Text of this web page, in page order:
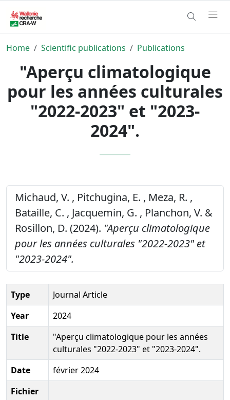
Home Scientific publications Publications
"Aperçu climatologique
pour les années culturales
"2022-2023" et "2023-
2024".
Michaud, V. , Pitchugina, E. , Meza, R. ,
Bataille, C. , Jacquemin, G. , Planchon, V. &
Rosillon, D. (2024). "Aperçu climatologique
pour les années culturales "2022-2023" et
"2023-2024".
Type
Journal Article
Year
2024
Title
"Aperçu climatologique pour les années
culturales "2022-2023" et "2023-2024".
Date
février 2024
Fichier